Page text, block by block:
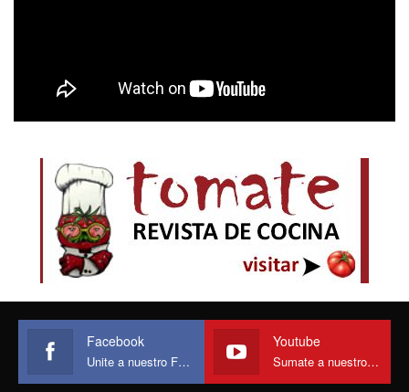
Facebook
Unite a nuestro Face
Youtube
Sumate a nuestro canal